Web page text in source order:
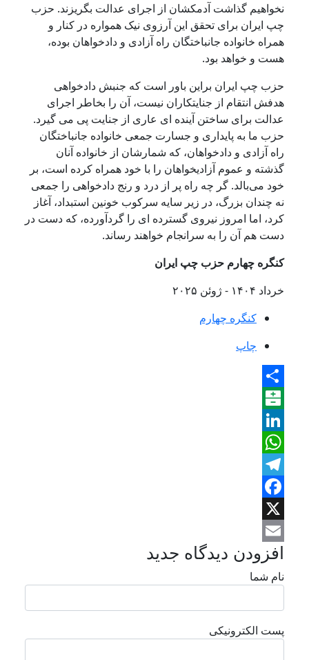
نخواهیم گذاشت آدمکشان از اجرای عدالت بگریزند .حزب
چپ ایران برای تحقق این آرزوی نیک همواره در کنار و
همراه خانواده جانباختگان راه آزادی و دادخواهان بوده،
هست و خواهد بود.
حزب چپ ایران براین باور است که جنبش دادخواهی
هدفش انتقام از جنایتکاران نیست، آن را بخاطر اجرای
عدالت برای ساختن آینده‌ای عاری از جنایت پی می گیرد.
حزب ما به پایداری و جسارت جمعی‌خانواده جانباختگان
راه آزادی و دادخواهان، که شمارشان از خانواده آنان
گذشته و عموم آزادیخواهان را با خود همراه کرده است، بر
خود میبالد.گر چه راه پر از درد و رنج دادخواهی را جمعی
نه چندان بزرگ، در زیر سایه سرکوب خونین استبداد، آغاز
کرد، اما امروز نیروی گسترده ای را گردآورده، که دست در
دست هم آن را به سرانجام خواهند رساند.
کنگره چهارم حزب چپ ایران
خرداد ۱۴۰۴
-ژوئن ۲۰۲۵
کنگره چهارم
چاپ
Share
Balatarin
LinkedIn
WhatsApp
Telegram
Facebook
Email
افزودن دیدگاه جدید
نام شما
پست الکترونیکی